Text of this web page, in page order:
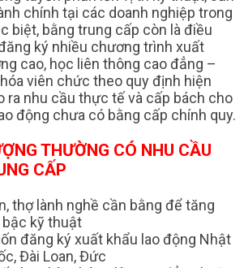
chính tại các doanh nghiệp trong
biệt, bằng trung cấp còn là điều
ký nhiều chương trình xuất
cao, học liên thông cao đẳng –
viên chức theo quy định hiện
ra nhu cầu thực tế và cấp bách cho
động chưa có bằng cấp chính quy.
THƯỜNG CÓ NHU CẦU
CẤP
thợ lành nghề cần bằng để tăng
bậc kỹ thuật
đăng ký xuất khẩu lao động Nhật
Đài Loan, Đức